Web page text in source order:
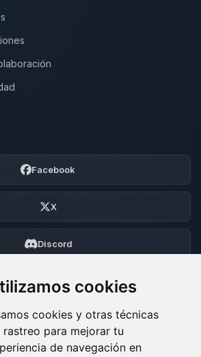
cookies
cookies y otras técnicas
rastreo para mejorar tu
de navegación en
Facebook
X
Discord
Foro